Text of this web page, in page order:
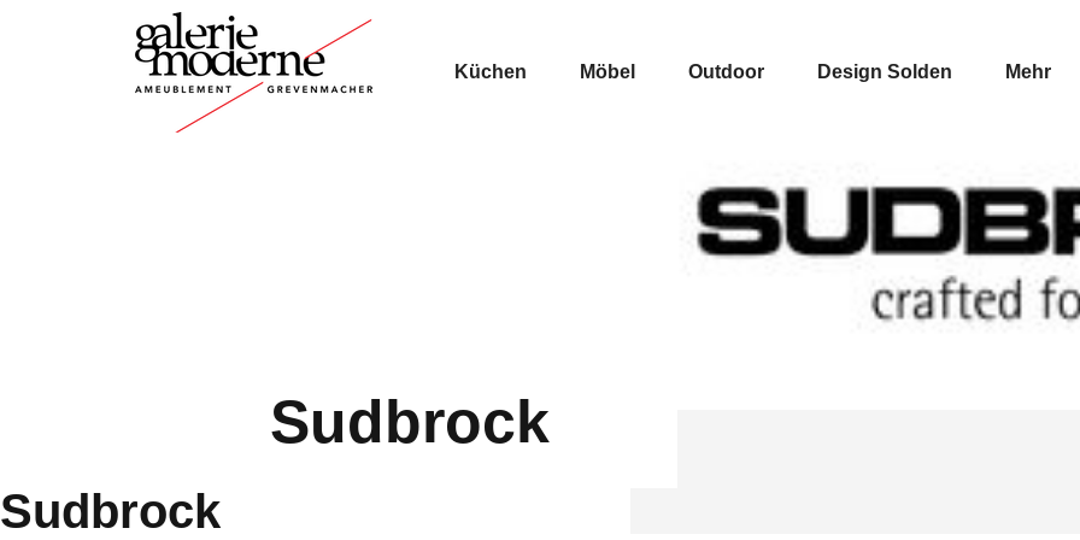
Küchen Möbel Outdoor Design Solden Mehr
Sudbrock
Sudbrock